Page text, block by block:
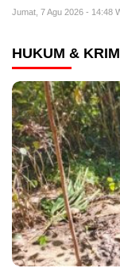
Jumat, 7 Agu 2026 - 14:48
HUKUM &